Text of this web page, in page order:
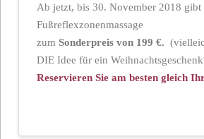
Ab jetzt, bis 30. November 2018 gibt
Fußreflexzonenmassage
zum Sonderpreis von 199 €.
DIE Idee für ein
Reservieren Sie am besten gleich